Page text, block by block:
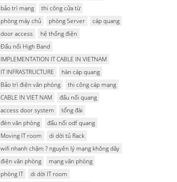
bảo trì mạng
thi công cửa từ
phòng máy chủ
phòng Server
cáp quang
door access
hệ thống điện
Đấu nối High Band
IMPLEMENTATION IT CABLE IN VIETNAM
IT INFRASTRUCTURE
hàn cáp quang
Bảo trì điện văn phòng
thi công cáp mạng
CABLE IN VIET NAM
đấu nối quang
access door system
tổng đài
đèn văn phòng
đấu nối odf quang
Moving IT room
di dời tủ Rack
wifi nhanh chậm ? nguyên lý mạng không dây
điện văn phòng
mạng văn phòng
phòng IT
di dời IT room